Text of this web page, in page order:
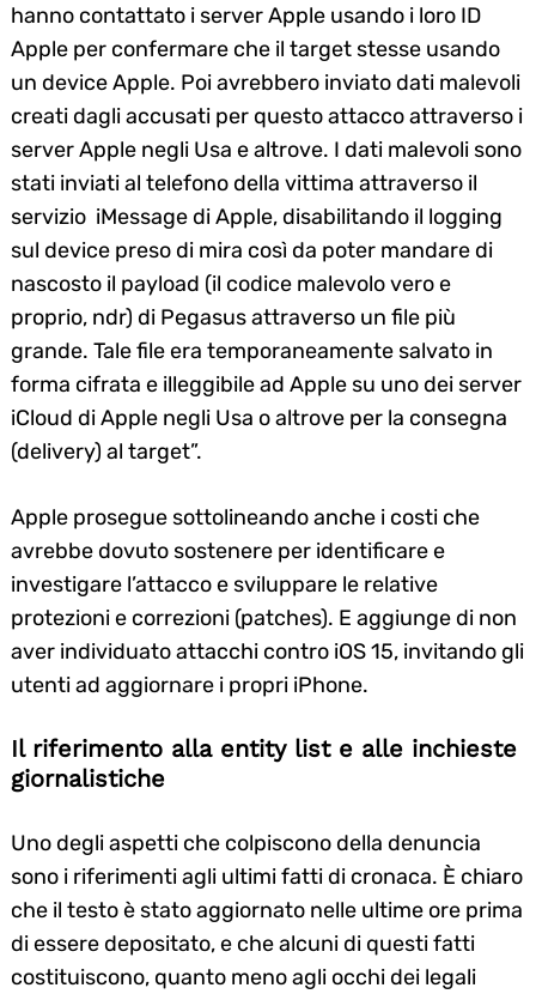
hanno contattato i server Apple usando i loro ID
Apple per confermare che il target stesse usando
un device Apple. Poi avrebbero inviato dati malevoli
creati dagli accusati per questo attacco attraverso i
server Apple negli Usa e altrove. I dati malevoli sono
stati inviati al telefono della vittima attraverso il
servizio iMessage di Apple, disabilitando il logging
sul device preso di mira così da poter mandare di
nascosto il payload (il codice malevolo vero e
proprio, ndr) di Pegasus attraverso un file più
grande. Tale file era temporaneamente salvato in
forma cifrata e illeggibile ad Apple su uno dei server
iCloud di Apple negli Usa o altrove per la consegna
(delivery) al target”.
Apple prosegue sottolineando anche i costi che
avrebbe dovuto sostenere per identificare e
investigare l’attacco e sviluppare le relative
protezioni e correzioni (patches). E aggiunge di non
aver individuato attacchi contro iOS 15, invitando gli
utenti ad aggiornare i propri iPhone.
Il riferimento alla entity list e alle inchieste
giornalistiche
Uno degli aspetti che colpiscono della denuncia
sono i riferimenti agli ultimi fatti di cronaca. È chiaro
che il testo è stato aggiornato nelle ultime ore prima
di essere depositato, e che alcuni di questi fatti
costituiscono, quanto meno agli occhi dei legali